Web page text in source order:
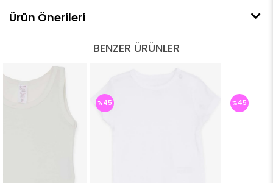
Ürün Önerileri
BENZER ÜRÜNLER
%45